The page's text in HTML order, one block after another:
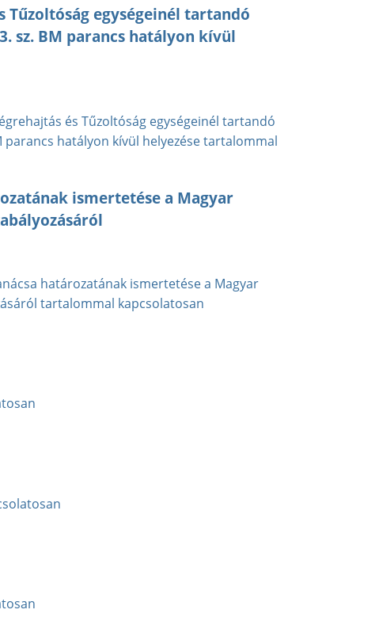
Tűzoltóság egységeinél tartandó
sz. BM parancs hatályon kívül
és Tűzoltóság egységeinél tartandó
parancs hatályon kívül helyezése tartalommal
ismertetése a Magyar
határozatának ismertetése a Magyar
tartalommal kapcsolatosan